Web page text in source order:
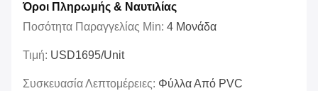
Όροι Πληρωμής & Ναυτιλίας
Ποσότητα Παραγγελίας Min: 4 Μονάδα
Τιμή: USD1695/unit
Συσκευασία Λεπτομέρειες: Φύλλα Από PVC